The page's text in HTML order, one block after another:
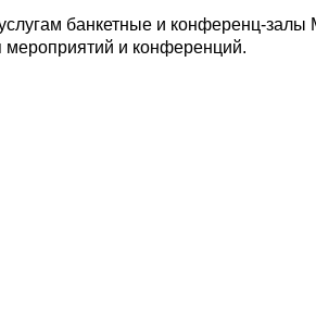
банкетные и конференц-залы
мероприятий и конференций.